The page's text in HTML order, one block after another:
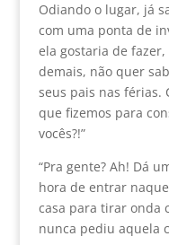
Odiando o lugar, já
com uma ponta de
ela gostaria de fazer,
demais, não quer
seus pais nas férias.
que fizemos para
vocês?!”
“Pra gente? Ah! Dá
hora de entrar
casa para tirar onda
nunca pediu aquela